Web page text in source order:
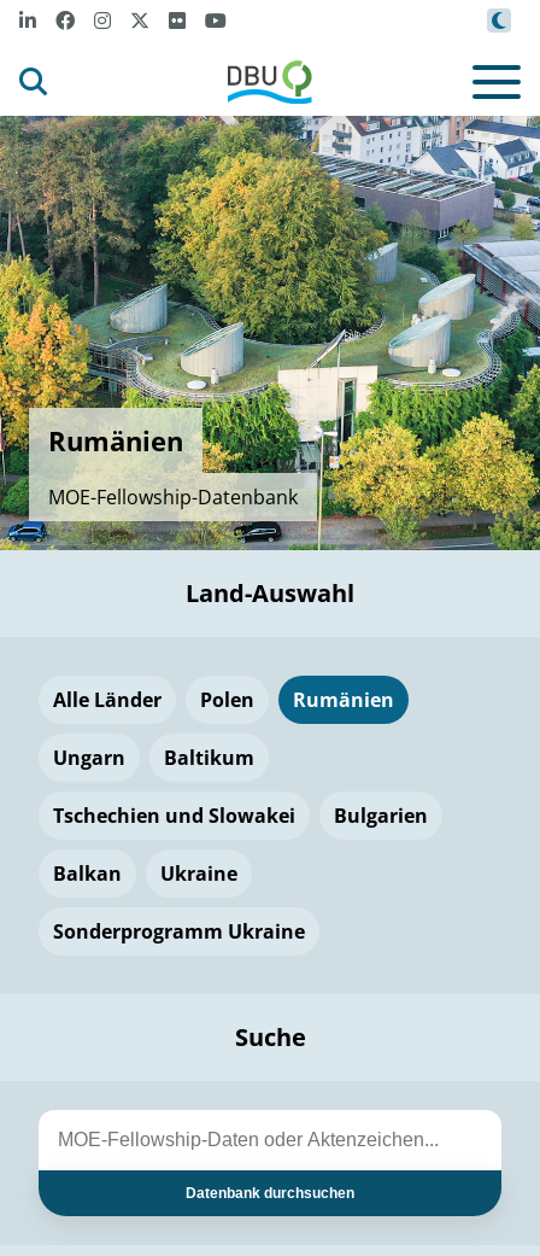
Rumänien
MOE-Fellowship-Datenbank
Land-Auswahl
Alle Länder Polen Rumänien
Ungarn Baltikum
Tschechien und Slowakei Bulgarien
Balkan Ukraine
Sonderprogramm Ukraine
Suche
Datenbank durchsuchen